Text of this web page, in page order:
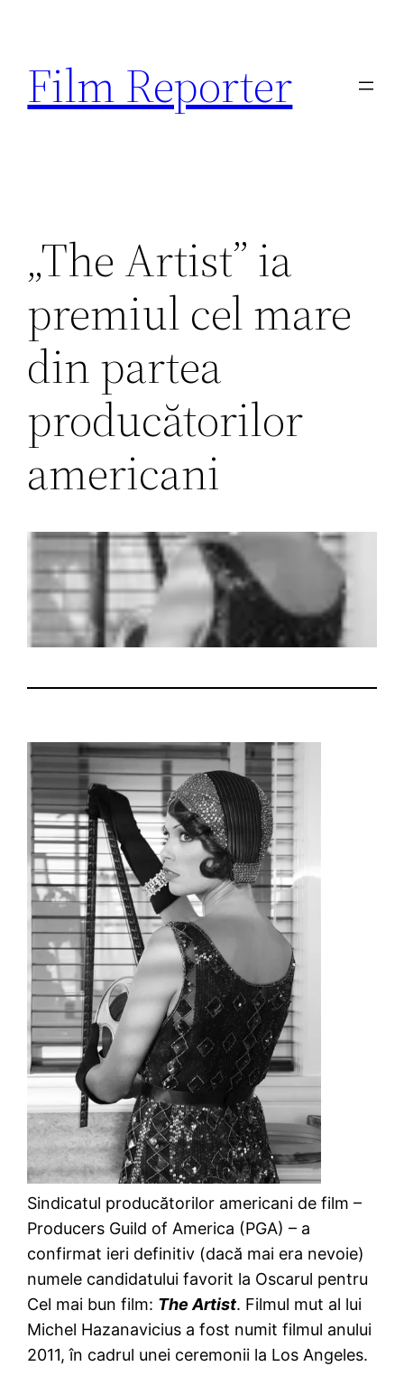
conținut
Film Reporter
„The Artist” ia
premiul cel mare
din partea
producătorilor
americani
Sindicatul producătorilor americani de film –
Producers Guild of America (PGA) – a
confirmat ieri definitiv (dacă mai era nevoie)
numele candidatului favorit la Oscarul pentru
Cel mai bun film: The Artist. Filmul mut al lui
Michel Hazanavicius a fost numit filmul anului
2011, în cadrul unei ceremonii la Los Angeles.